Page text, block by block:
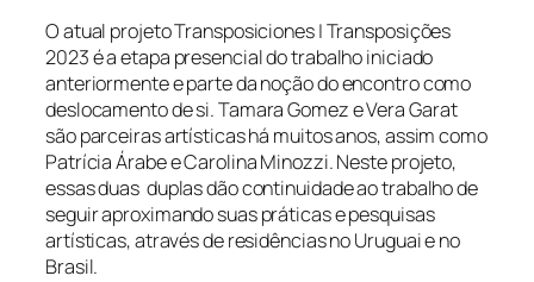
O atual projeto Transposiciones | Transposições
2023 é a etapa presencial do trabalho iniciado
anteriormente e parte da noção do encontro como
deslocamento de si. Tamara Gomez e Vera Garat
são parceiras artísticas há muitos anos, assim como
Patrícia Árabe e Carolina Minozzi. Neste projeto,
essas duas duplas dão continuidade ao trabalho de
seguir aproximando suas práticas e pesquisas
artísticas, através de residências no Uruguai e no
Brasil.